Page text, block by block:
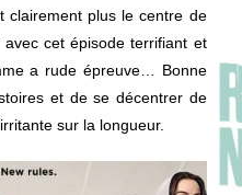
clairement plus le centre de
avec cet épisode terrifiant et
a rude épreuve… Bonne
et de se décentrer de
sur la longueur.